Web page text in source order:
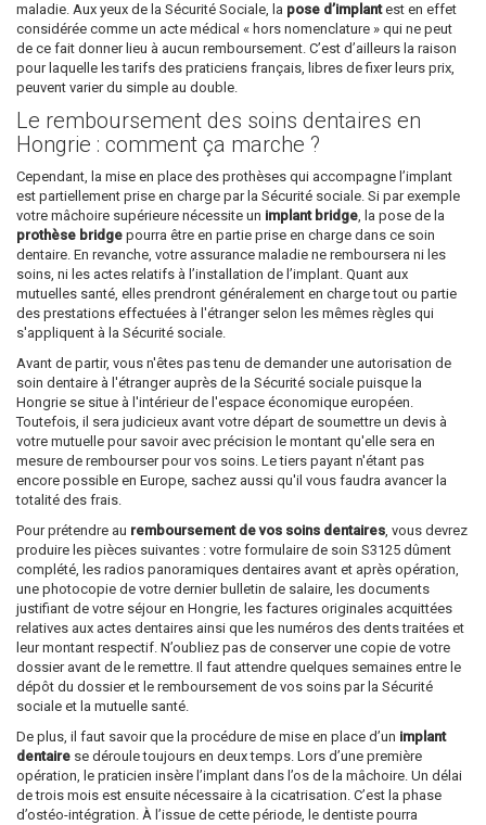
maladie. Aux yeux de la Sécurité Sociale, la pose d’implantest en effet
considérée comme un acte médical « hors nomenclature » qui ne peut
de ce fait donner lieu à aucun remboursement. C’est d’ailleurs la raison
pour laquelle les tarifs des praticiens français, libres de fixer leurs prix,
peuvent varier du simple au double.
Le remboursement des soins dentaires en
Hongrie : comment ça marche ?
Cependant, la mise en place des prothèses qui accompagne l’implant
est partiellement prise en charge par la Sécurité sociale. Si par exemple
votre mâchoire supérieure nécessite un implant bridge, la pose de la
prothèse bridge pourra être en partie prise en charge dans ce soin
dentaire. En revanche, votre assurance maladie ne remboursera ni les
soins, ni les actes relatifs à l’installation de l’implant. Quant aux
mutuelles santé, elles prendront généralement en charge tout ou partie
des prestations effectuées à l'étranger selon les mêmes règles qui
s'appliquent à la Sécurité sociale.
Avant de partir, vous n'êtes pas tenu de demander une autorisation de
soin dentaire à l'étranger auprès de la Sécurité sociale puisque la
Hongrie se situe à l'intérieur de l'espace économique européen.
Toutefois, il sera judicieux avant votre départ de soumettre un devis à
votre mutuelle pour savoir avec précision le montant qu'elle sera en
mesure de rembourser pour vos soins. Le tiers payant n'étant pas
encore possible en Europe, sachez aussi qu'il vous faudra avancer la
totalité des frais.
Pour prétendre au remboursement de vos soins dentaires, vous devrez
produire les pièces suivantes : votre formulaire de soin S3125 dûment
complété, les radios panoramiques dentaires avant et après opération,
une photocopie de votre dernier bulletin de salaire, les documents
justifiant de votre séjour en Hongrie, les factures originales acquittées
relatives aux actes dentaires ainsi que les numéros des dents traitées et
leur montant respectif. N’oubliez pas de conserver une copie de votre
dossier avant de le remettre. Il faut attendre quelques semaines entre le
dépôt du dossier et le remboursement de vos soins par la Sécurité
sociale et la mutuelle santé.
De plus, il faut savoir que la procédure de mise en place d’un implant
dentaire se déroule toujours en deux temps. Lors d’une première
opération, le praticien insère l’implant dans l’os de la mâchoire. Un délai
de trois mois est ensuite nécessaire à la cicatrisation. C’est la phase
d’ostéo-intégration. À l’issue de cette période, le dentiste pourra